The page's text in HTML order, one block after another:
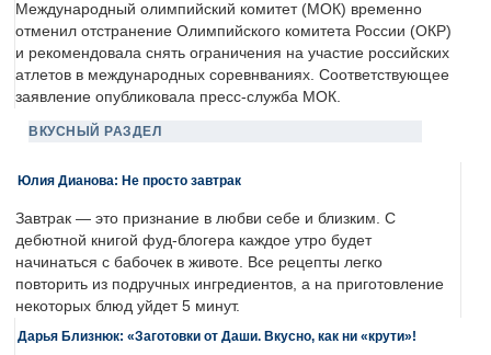
Международный олимпийский комитет (МОК) временно
отменил отстранение Олимпийского комитета России (ОКР)
и рекомендовала снять ограничения на участие российских
атлетов в международных соревнваниях. Соответствующее
заявление опубликовала пресс-служба МОК.
ВКУСНЫЙ РАЗДЕЛ
Юлия Дианова: Не просто завтрак
Завтрак — это признание в любви себе и близким. С
дебютной книгой фуд-блогера каждое утро будет
начинаться с бабочек в животе. Все рецепты легко
повторить из подручных ингредиентов, а на приготовление
некоторых блюд уйдет 5 минут.
Дарья Близнюк: «Заготовки от Даши. Вкусно, как ни «крути»!